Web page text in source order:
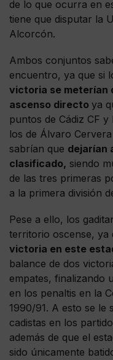
de lo que ocurra en
tiene que disputar la
Alcorcón.
Ambos conjuntos
encuentro, ya que si
victoria se meterían
ascenso directo ya
puntos de Cádiz CF
los de Álvaro
sabrían que dejarían
clasificado, siendo
de las tres primeras
a la primera división
Pese a ello, los
territorio oscense, ya
victoria en este
balance de dos
empates, finalizando
en los penaltis en la
1990/91. A esto se le
cadistas en los
además de que el
sido únicamente